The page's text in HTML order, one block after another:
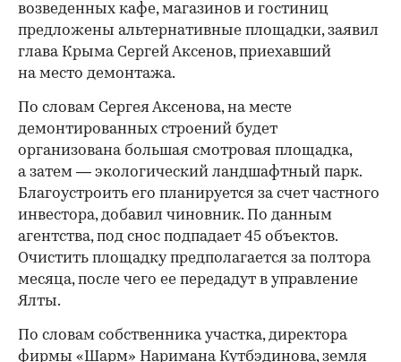
возведенных кафе, магазинов и гостиниц
предложены альтернативные площадки, заявил
глава Крыма Сергей Аксенов, приехавший
на место демонтажа.
По словам Сергея Аксенова, на месте
демонтированных строений будет
организована большая смотровая площадка,
а затем — экологический ландшафтный парк.
Благоустроить его планируется за счет частного
инвестора, добавил чиновник. По данным
агентства, под снос подпадает 45 объектов.
Очистить площадку предполагается за полтора
месяца, после чего ее передадут в управление
Ялты.
По словам собственника участка, директора
фирмы «Шарм» Наримана Кутбэдинова, земля